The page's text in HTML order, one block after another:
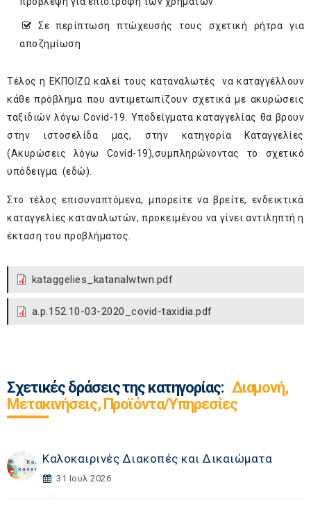
Σε περίπτωση πτώχευσής τους σχετική ρήτρα για
αποζημίωση
Τέλος η ΕΚΠΟΙΖΩ καλεί τους καταναλωτές να καταγγέλλουν
κάθε πρόβλημα που αντιμετωπίζουν σχετικά με ακυρώσεις
ταξιδιών λόγω Covid-19. Υποδείγματα καταγγελίας θα βρουν
στην ιστοσελίδα μας, στην κατηγορία Καταγγελίες
(Ακυρώσεις λόγω Covid-19),συμπληρώνοντας το σχετικό
υπόδειγμα (εδώ).
Στο τέλος επισυναπτόμενα, μπορείτε να βρείτε, ενδεικτικά
καταγγελίες καταναλωτών, προκειμένου να γίνει αντιληπτή η
έκταση του προβλήματος.
kataggelies_katanalwtwn.pdf
a.p.152.10-03-2020_covid-taxidia.pdf
Σχετικές δράσεις της κατηγορίας: Διαμονή,
Μετακινήσεις, Προϊόντα/Υπηρεσίες
Καλοκαιρινές Διακοπές και Δικαιώματα
31 Ιουλ 2026